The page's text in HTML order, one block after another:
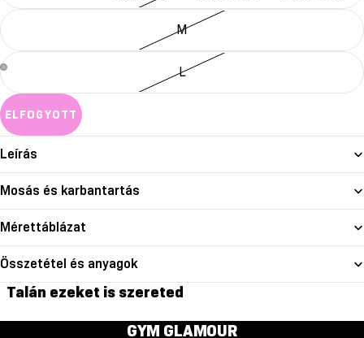
M
L
ELFOGYOTT
Leírás
Mosás és karbantartás
Mérettáblázat
Összetétel és anyagok
Talán ezeket is szereted
GYM GLAMOUR